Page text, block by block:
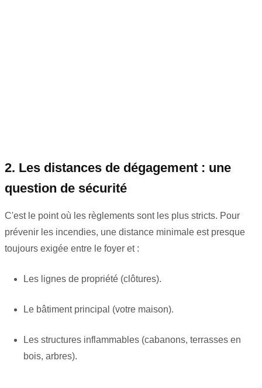
2. Les distances de dégagement : une
question de sécurité
C'est le point où les règlements sont les plus stricts. Pour
prévenir les incendies, une distance minimale est presque
toujours exigée entre le foyer et :
Les lignes de propriété (clôtures).
Le bâtiment principal (votre maison).
Les structures inflammables (cabanons, terrasses en
bois, arbres).